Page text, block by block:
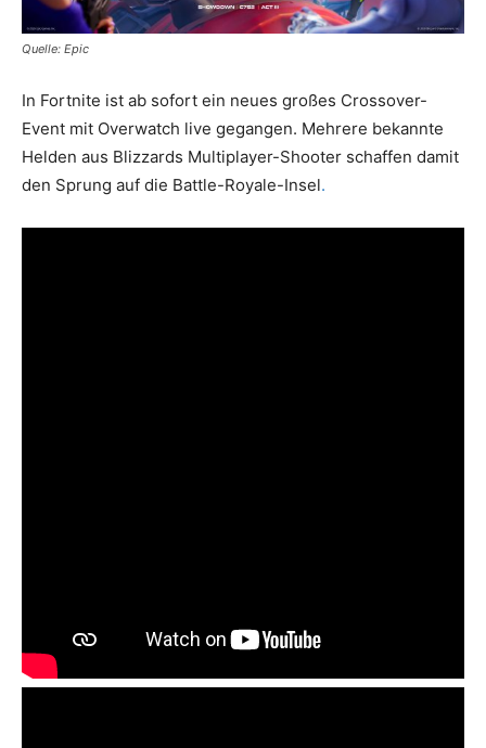
Quelle: Epic
In Fortnite ist ab sofort ein neues großes Crossover-
Event mit Overwatch live gegangen. Mehrere bekannte
Helden aus Blizzards Multiplayer-Shooter schaffen damit
den Sprung auf die Battle-Royale-Insel.